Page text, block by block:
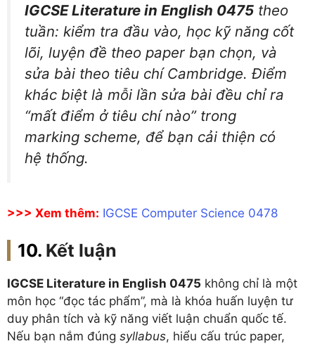
IGCSE Literature in English 0475 theo
tuần: kiểm tra đầu vào, học kỹ năng cốt
lõi, luyện đề theo paper bạn chọn, và
sửa bài theo tiêu chí Cambridge. Điểm
khác biệt là mỗi lần sửa bài đều chỉ ra
“mất điểm ở tiêu chí nào” trong
marking scheme, để bạn cải thiện có
hệ thống.
>>> Xem thêm: IGCSE Computer Science 0478
Kết luận
IGCSE Literature in English 0475 không chỉ là một
môn học “đọc tác phẩm”, mà là khóa huấn luyện tư
duy phân tích và kỹ năng viết luận chuẩn quốc tế.
Nếu bạn nắm đúng syllabus, hiểu cấu trúc paper,